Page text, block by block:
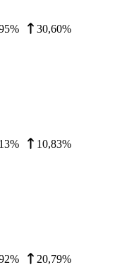
% 30,60%
% 10,83%
% 20,79%